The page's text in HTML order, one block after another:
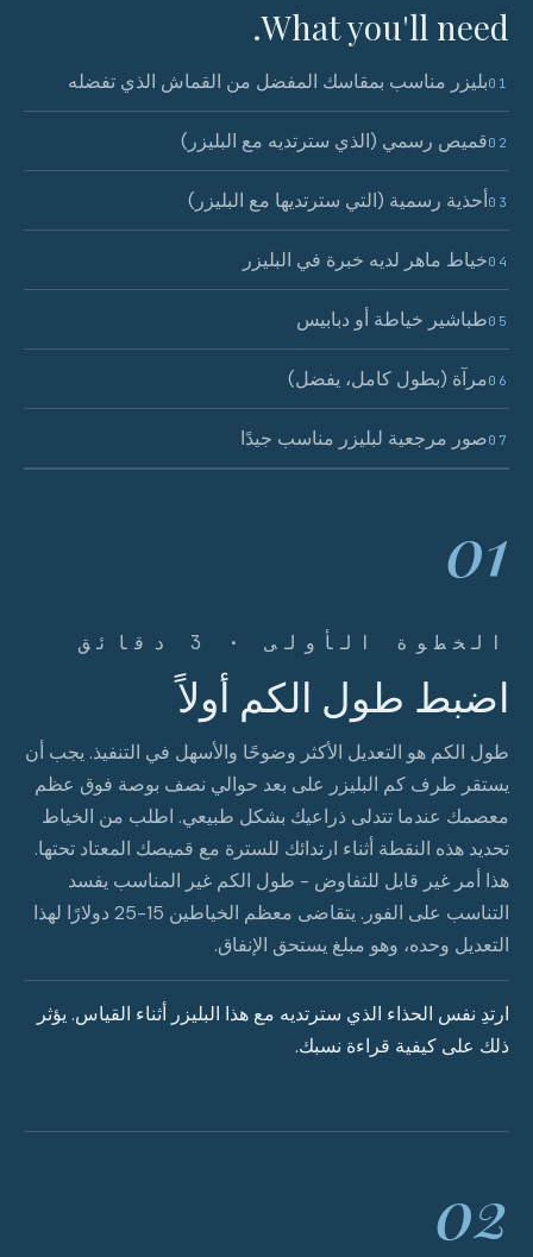
What you'll need.
01بليزر مناسب بمقاسك المفضل من القماش الذي تفضله
02قميص رسمي (الذي سترتديه مع البليزر)
03أحذية رسمية (التي سترتديها مع البليزر)
04خياط ماهر لديه خبرة في البليزر
05طباشير خياطة أو دبابيس
06مرآة (بطول كامل، يفضل)
07صور مرجعية لبليزر مناسب جيدًا
01
الخطوة الأولى · 3 دقائق
اضبط طول الكم أولاً
طول الكم هو التعديل الأكثر وضوحًا والأسهل في التنفيذ. يجب أن
يستقر طرف كم البليزر على بعد حوالي نصف بوصة فوق عظم
معصمك عندما تتدلى ذراعيك بشكل طبيعي. اطلب من الخياط
تحديد هذه النقطة أثناء ارتدائك للسترة مع قميصك المعتاد تحتها.
هذا أمر غير قابل للتفاوض - طول الكم غير المناسب يفسد
التناسب على الفور. يتقاضى معظم الخياطين 15-25 دولارًا لهذا
التعديل وحده، وهو مبلغ يستحق الإنفاق.
ارتدِ نفس الحذاء الذي سترتديه مع هذا البليزر أثناء القياس. يؤثر
ذلك على كيفية قراءة نسبك.
02